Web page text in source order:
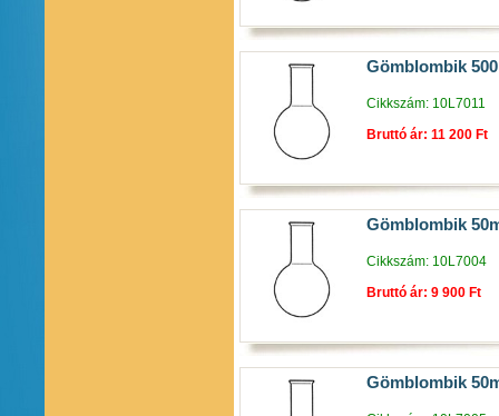
Gömblombik
Cikkszám: 10L7011
Bruttó ár: 11 200 Ft
Gömblombik
Cikkszám: 10L7004
Bruttó ár: 9 900 Ft
Gömblombik